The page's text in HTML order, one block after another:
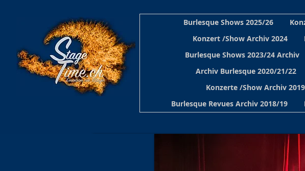
Burlesque Shows 2025/26
Konzert /Show Archiv 2024
Burlesque Shows 2023/24 Archiv
Archiv Burlesque 2020/21/22
Konzerte /Show Archiv 2019
Burlesque Revues Archiv 2018/19